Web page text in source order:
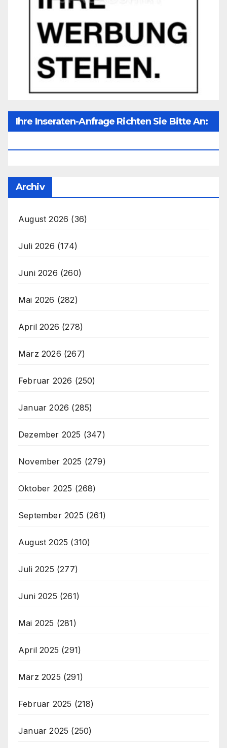
Ihre Inseraten-Anfrage Richten Sie Bitte An:
Archiv
August 2026 (36)
Juli 2026 (174)
Juni 2026 (260)
Mai 2026 (282)
April 2026 (278)
März 2026 (267)
Februar 2026 (250)
Januar 2026 (285)
Dezember 2025 (347)
November 2025 (279)
Oktober 2025 (268)
September 2025 (261)
August 2025 (310)
Juli 2025 (277)
Juni 2025 (261)
Mai 2025 (281)
April 2025 (291)
März 2025 (291)
Februar 2025 (218)
Januar 2025 (250)